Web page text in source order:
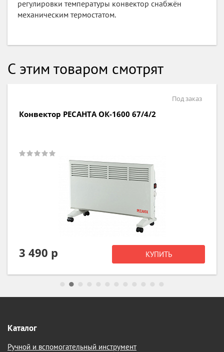
регулировки температуры конвектор снабжён
механическим термостатом.
С этим товаром смотрят
Под заказ
Конвектор РЕСАНТА ОК-1000С (стич)
1 940 р КУПИТЬ
Каталог
Ручной и вспомогательный инструмент